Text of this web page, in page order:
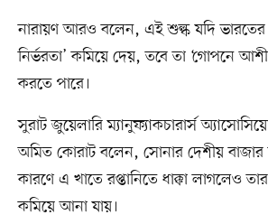
নারায়ণ আরও বলেন, এই শুল্ক যদি ভারতের
নির্ভরতা’ কমিয়ে দেয়, তবে তা ‘গোপনে
করতে পারে।
সুরাট জুয়েলারি ম্যানুফ্যাকচারার্স
অমিত কোরাট বলেন, সোনার দেশীয় বাজার
কারণে এ খাতে রপ্তানিতে ধাক্কা লাগলেও
কমিয়ে আনা যায়।